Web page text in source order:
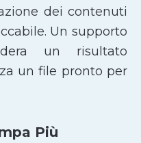
dei contenuti
Un supporto
un risultato
un file pronto per
Più